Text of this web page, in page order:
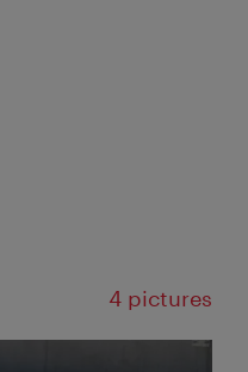
4 pictures